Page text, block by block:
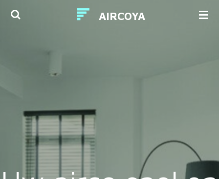
Ga
AIRCOYA